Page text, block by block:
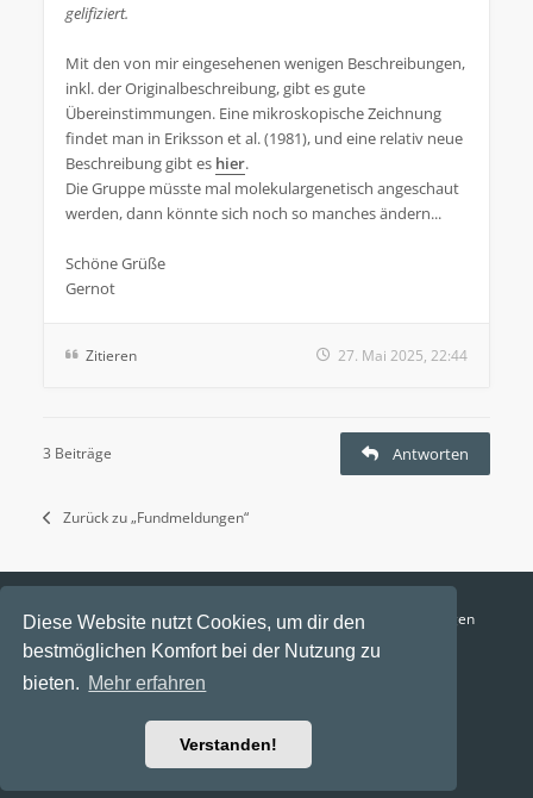
Diese Website nutzt Cookies, um dir den
bestmöglichen Komfort bei der Nutzung zu
bieten. Mehr erfahren
Verstanden!
gelifiziert.
Mit den von mir eingesehenen wenigen Beschreibungen,
inkl. der Originalbeschreibung, gibt es gute
Übereinstimmungen. Eine mikroskopische Zeichnung
findet man in Eriksson et al. (1981), und eine relativ neue
Beschreibung gibt es hier.
Die Gruppe müsste mal molekulargenetisch angeschaut
werden, dann könnte sich noch so manches ändern...
Schöne Grüße
Gernot
Zitieren 27. Mai 2025, 22:44
3 Beiträge Antworten
Zurück zu „Fundmeldungen“
Funga Austria FAQ Datenschutz
Nutzungsbedingungen
Alle Zeiten sind UTC+02:00
Aktuelle Zeit: 9. August 2026, 12:17
Powered byphpBB® Forum Software © phpBB Limited
Ravaio Theme by